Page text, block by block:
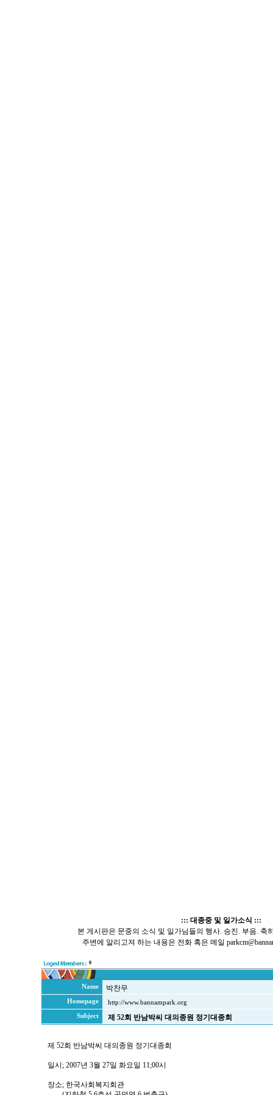
::: 대종중 및 일가소식 :::
본 게시판은 문중의 소식 및 일가님들의 행사. 승진. 부음. 축
주변에 알리고져 하는 내용은 전화 혹은 메일
0
Name 박찬무
Homepage
http://www.bannampark.org
Subject
제 52회 반남박씨 대의종원 정기대종회
제 52회 반남박씨 대의종원 정기대종회
일시; 2007년 3월 27일 화요일 11;00시
장소; 한국사회복지회관